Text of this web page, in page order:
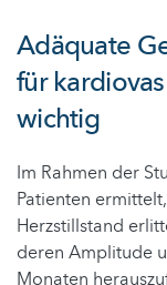
Adäquate
für
wichtig
Im Rahmen der
Patienten
Herzstillstand
deren Amplitude
Monaten